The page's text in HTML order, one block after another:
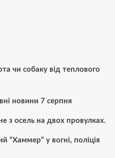
чи собаку від теплового
новини 7 серпня
з осель на двох провулках.
“Хаммер” у вогні, поліція